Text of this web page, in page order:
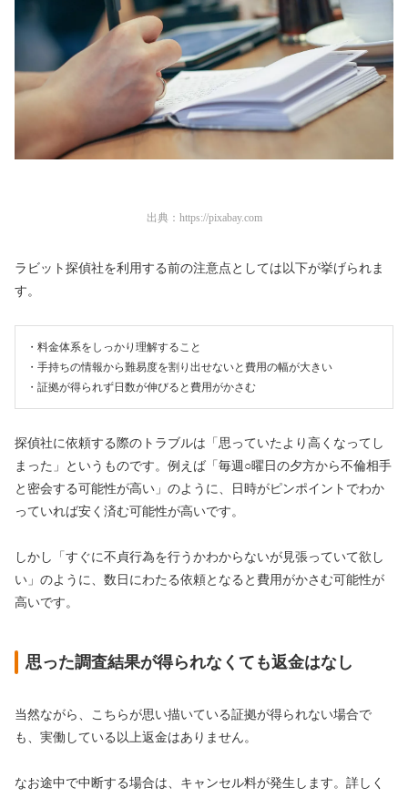
出典： https://pixabay.com
ラビット探偵社を利用する前の注意点としては以下が挙げられま
す。
・料金体系をしっかり理解すること
・手持ちの情報から難易度を割り出せないと費用の幅が大きい
・証拠が得られず日数が伸びると費用がかさむ
探偵社に依頼する際のトラブルは「思っていたより高くなってし
まった」というものです。例えば「毎週○曜日の夕方から不倫相手
と密会する可能性が高い」のように、日時がピンポイントでわか
っていれば安く済む可能性が高いです。
しかし「すぐに不貞行為を行うかわからないが見張っていて欲し
い」のように、数日にわたる依頼となると費用がかさむ可能性が
高いです。
思った調査結果が得られなくても返金はなし
当然ながら、こちらが思い描いている証拠が得られない場合で
も、実働している以上返金はありません。
なお途中で中断する場合は、キャンセル料が発生します。詳しく